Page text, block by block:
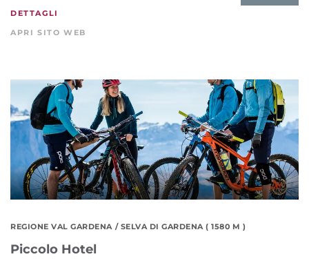
DETTAGLI
APRI SITO WEB
REGIONE VAL GARDENA / SELVA DI GARDENA ( 1580 M )
Piccolo Hotel